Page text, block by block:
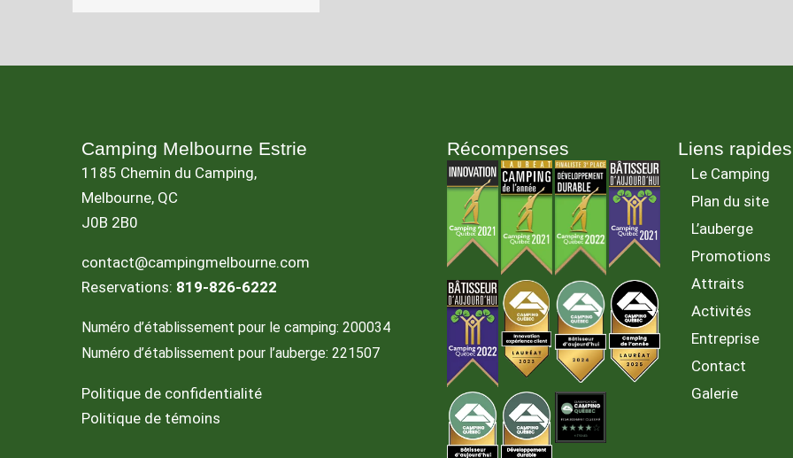
Camping Melbourne Estrie
1185 Chemin du Camping,
Melbourne, QC
J0B 2B0
contact@campingmelbourne.com
Reservations: 819-826-6222
Numéro d’établissement pour le camping: 200034
Numéro d’établissement pour l’auberge: 221507
Politique de confidentialité
Politique de témoins
Récompenses Liens rapides
Le Camping
Plan du site
L’auberge
Promotions
Attraits
Activités
Entreprise
Contact
Galerie